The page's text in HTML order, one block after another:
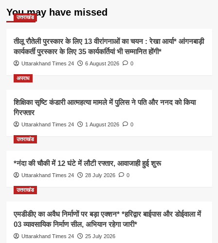
You may have missed
उत्तराखंड
तीलू रौतेली पुरस्कार के लिए 13 वीरांगनाओं का चयन : रेखा आर्या* आंगनबाड़ी
कार्यकर्ती पुरस्कार के लिए 35 कार्यकर्तियां भी सम्मानित होंगी*
Uttarakhand Times 24 6 August 2026 0
अपराध
शिक्षिका सृष्टि कंडारी आत्महत्या मामले में पुलिस ने पति और ननद को किया
गिरफ्तार
Uttarakhand Times 24 1 August 2026 0
उत्तराखंड
*नंदा की चौकी में 12 घंटे में लौटी रफ्तार, आवाजाही हुई शुरू
Uttarakhand Times 24 28 July 2026 0
उत्तराखंड
एमडीडीए का अवैध निर्माणों पर बड़ा एक्शन* *हरिद्वार बाईपास और डोईवाला में
03 व्यावसायिक निर्माण सील, अभियान रहेगा जारी*
Uttarakhand Times 24 25 July 2026